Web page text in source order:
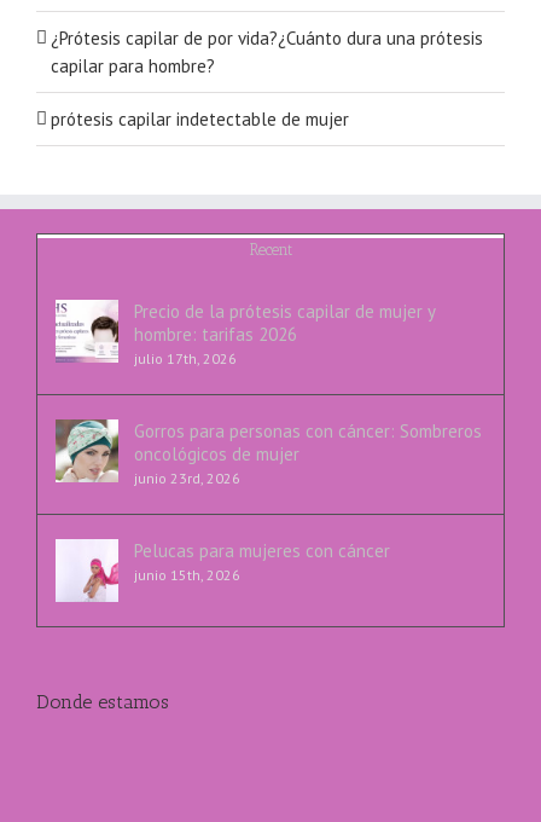
¿Prótesis capilar de por vida?¿Cuánto dura una prótesis
capilar para hombre?
prótesis capilar indetectable de mujer
Recent
Precio de la prótesis capilar de mujer y
hombre: tarifas 2026
julio 17th, 2026
Gorros para personas con cáncer: Sombreros
oncológicos de mujer
junio 23rd, 2026
Pelucas para mujeres con cáncer
junio 15th, 2026
Donde estamos